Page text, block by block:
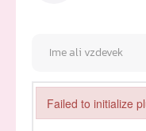
Failed to initialize
Failed to initialize